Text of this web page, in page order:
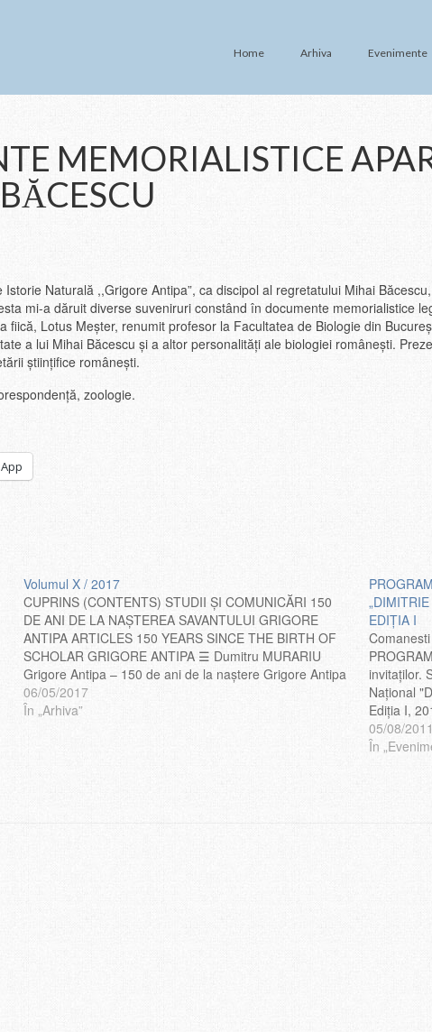
Home Arhiva Evenimente
MEMORIALISTICE
Naturală ,,Grigore Antipa”, ca discipol al regretatului Mihai
mi-a dăruit diverse suveniruri constând în documente memorialistice
Lotus Meșter, renumit profesor la Facultatea de Biologie din
a lui Mihai Băcescu și a altor personalități ale biologiei românești.
științifice românești.
zoologie.
Volumul X / 2017
CUPRINS (CONTENTS) STUDII ŞI COMUNICĂRI 150
DE ANI DE LA NAȘTEREA SAVANTULUI GRIGORE
ANTIPA ARTICLES 150 YEARS SINCE THE BIRTH OF
SCHOLAR GRIGORE ANTIPA ☰ Dumitru MURARIU
Grigore Antipa – 150 de ani de la naştere Grigore Antipa
– 150 Years since his birth ☰ Eufrosina OTLĂCAN Un
model matematic…
06/05/2017
În „Arhiva”
EDIŢIA I
invitaţilor.
Naţional
Ediţia I,
12:00
05/08/2011
În